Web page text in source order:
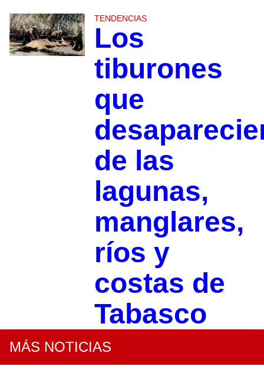
TENDENCIAS
Los
tiburones
que
de las
lagunas,
manglares,
ríos y
costas de
Tabasco
MÁS NOTICIAS